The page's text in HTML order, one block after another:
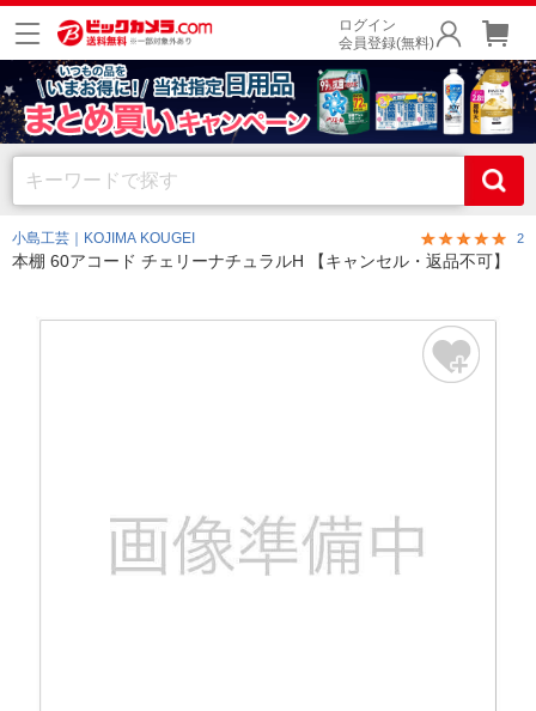
ログイン
会員登録(無料)
小島工芸｜KOJIMA KOUGEI 2
本棚 60アコード チェリーナチュラルH 【キャンセル・返品不可】